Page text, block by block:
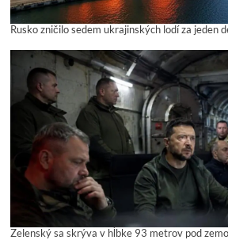
Rusko zničilo sedem ukrajinských lodí za jeden
Zelenský sa skrýva v hĺbke 93 metrov pod